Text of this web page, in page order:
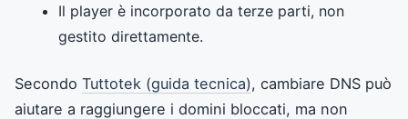
Il player è incorporato da terze parti, non
gestito direttamente.
Secondo Tuttotek (guida tecnica), cambiare DNS può
aiutare a raggiungere i domini bloccati, ma non